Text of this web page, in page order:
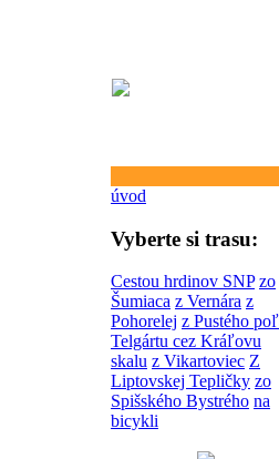
úvod
Vyberte si trasu:
Cestou hrdinov SNP zo
Šumiaca z Vernára z
Pohorelej z Pustého
Telgártu cez Kráľovu
skalu z Vikartoviec Z
Liptovskej Tepličky zo
Spišského Bystrého na
bicykli